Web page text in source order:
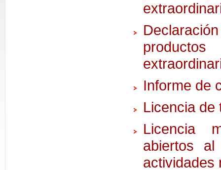
Informe de
Licencia
Licencia
abiertos
actividades